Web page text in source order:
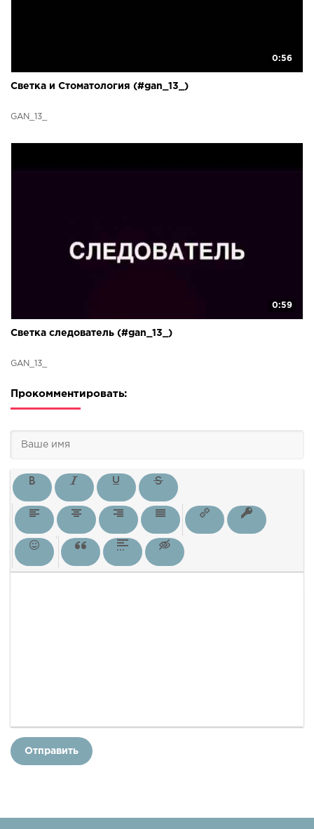
0:56
Светка и Стоматология (#gan_13_)
GAN_13_
0:59
Светка следователь (#gan_13_)
GAN_13_
Прокомментировать:
Отправить